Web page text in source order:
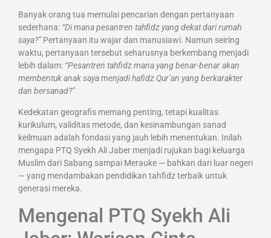
Banyak orang tua memulai pencarian dengan pertanyaan
sederhana: “Di mana pesantren tahfidz yang dekat dari rumah
saya?”Pertanyaan itu wajar dan manusiawi. Namun seiring
waktu, pertanyaan tersebut seharusnya berkembang menjadi
lebih dalam: “Pesantren tahfidz mana yang benar-benar akan
membentuk anak saya menjadi hafidz Qur’an yang berkarakter
dan bersanad?”
Kedekatan geografis memang penting, tetapi kualitas
kurikulum, validitas metode, dan kesinambungan sanad
keilmuan adalah fondasi yang jauh lebih menentukan. Inilah
mengapa PTQ Syekh Ali Jaber menjadi rujukan bagi keluarga
Muslim dari Sabang sampai Merauke — bahkan dari luar negeri
— yang mendambakan pendidikan tahfidz terbaik untuk
generasi mereka.
Mengenal PTQ Syekh Ali